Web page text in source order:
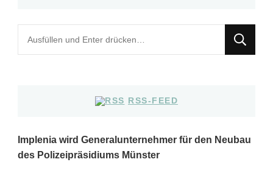
du
RSS-FEED
Implenia wird Generalunternehmer für den Neubau
des Polizeipräsidiums Münster